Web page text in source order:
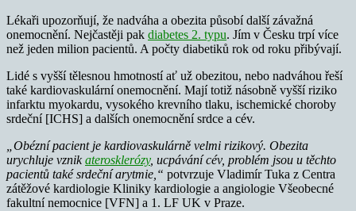
Lékaři upozorňují, že nadváha a obezita působí další závažná
onemocnění. Nejčastěji pak diabetes 2. typu. Jím v Česku trpí více
než jeden milion pacientů. A počty diabetiků rok od roku přibývají.
Lidé s vyšší tělesnou hmotností ať už obezitou, nebo nadváhou řeší
také kardiovaskulární onemocnění. Mají totiž násobně vyšší riziko
infarktu myokardu, vysokého krevního tlaku, ischemické choroby
srdeční [ICHS] a dalších onemocnění srdce a cév.
„Obézní pacient je kardiovaskulárně velmi rizikový. Obezita
urychluje vznikaterosklerózy, ucpávání cév, problém jsou u těchto
pacientů také srdeční arytmie,“ potvrzuje Vladimír Tuka z Centra
zátěžové kardiologie Kliniky kardiologie a angiologie Všeobecné
fakultní nemocnice [VFN] a 1. LF UK v Praze.